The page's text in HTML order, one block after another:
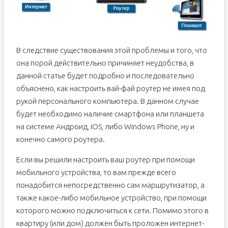
В следствие существования этой проблемы и того, что
она порой действительно причиняет неудобства, в
данной статье будет подробно и последовательно
объяснено, как настроить вай-фай роутер не имея под
рукой персонального компьютера. В данном случае
будет необходимо наличие смартфона или планшета
на системе Андроид, iOS, либо Windows Phone, ну и
конечно самого роутера.
Если вы решили настроить ваш роутер при помощи
мобильного устройства, то вам прежде всего
понадобится непосредственно сам маршрутизатор, а
также какое-либо мобильное устройство, при помощи
которого можно подключиться к сети. Помимо этого в
квартиру (или дом) должен быть проложен интернет-